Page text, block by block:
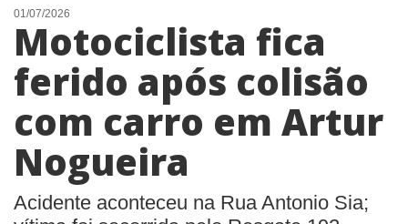
NOTÍCIAS
LISTA DIGITAL
TELEFONES ÚTEIS
CONTATO
ANUNCIE
01/07/2026
Motociclista fica
ferido após colisão
com carro em Artur
Nogueira
Acidente aconteceu na Rua Antonio Sia;